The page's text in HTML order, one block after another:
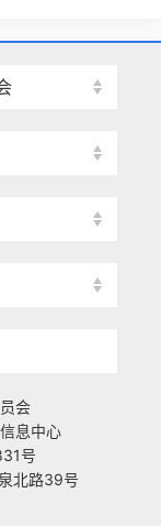
会
息中心
号
北路39号